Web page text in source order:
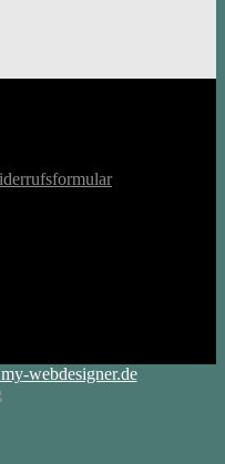
webdesigner.de